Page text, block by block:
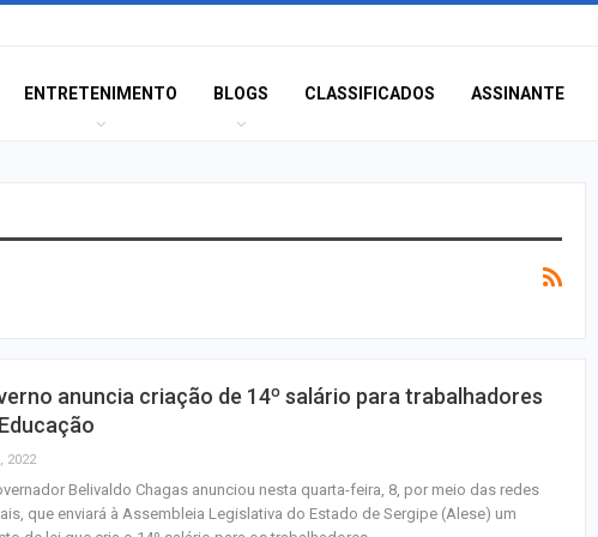
ENTRETENIMENTO BLOGS CLASSIFICADOS ASSINANTE
anuncia criação de 14º salário para trabalhadores
2022
Belivaldo Chagas anunciou nesta quarta-feira, 8, por meio das redes
que enviará à Assembleia Legislativa do Estado de Sergipe (Alese) um
Rede de Talentos abre 60
Homem é indiciado após
ser filmado em ato de
Agosto terá dois eclipses;
saiba como assistir aos